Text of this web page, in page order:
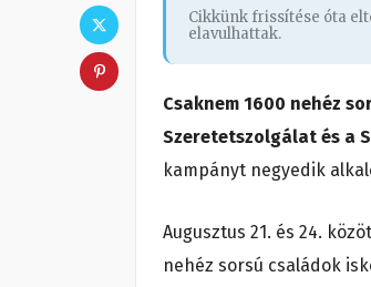
Cikkünk frissítése óta
elavulhattak.
Csaknem 1600 nehéz
Szeretetszolgálat és a
kampányt negyedik
Augusztus 21. és 24.
nehéz sorsú családok